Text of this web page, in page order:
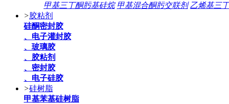
甲基三丁酮肟基硅烷 甲基混合酮肟交联剂 乙烯基三
>胶粘剂
硅酮密封胶
、电子灌封胶
、玻璃胶
、胶粘剂
、密封胶
、电子硅胶
>硅树脂
甲基苯基硅树脂